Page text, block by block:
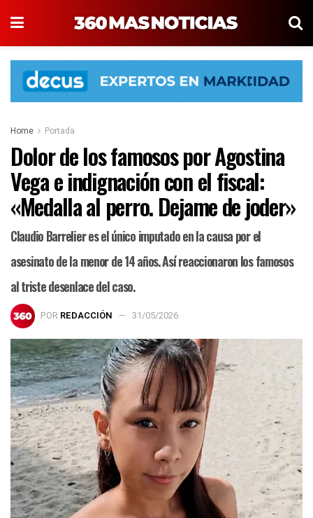
Home Portada
Dolor de los famosos por Agostina
Vega e indignación con el fiscal:
«Medalla al perro. Dejame de joder»
Claudio Barrelier es el único imputado en la causa por el
asesinato de la menor de 14 años. Así reaccionaron los famosos
al triste desenlace del caso.
POR REDACCIÓN 31/05/2026